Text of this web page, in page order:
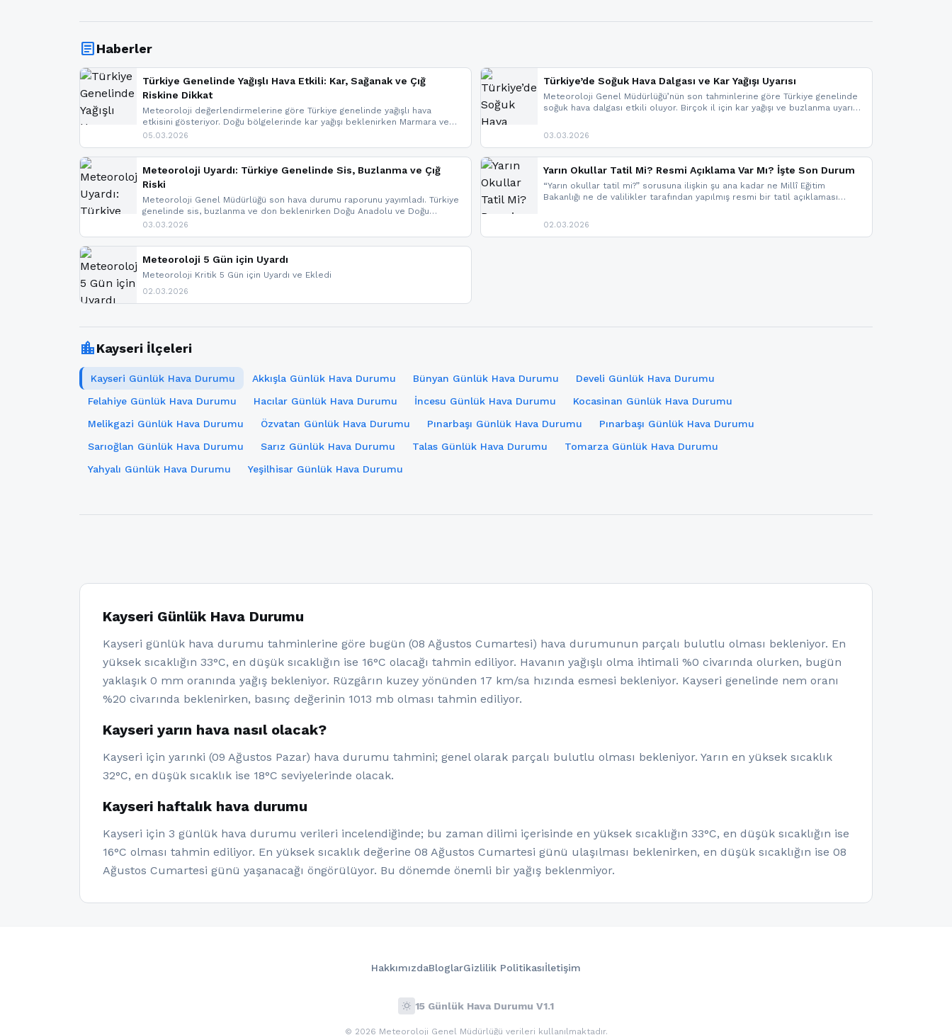
articleHaberler
Türkiye Genelinde Yağışlı Hava Etkili: Kar, Sağanak ve Çığ
Riskine Dikkat
Meteoroloji değerlendirmelerine göre Türkiye genelinde yağışlı hava
etkisini gösteriyor. Doğu bölgelerinde kar yağışı beklenirken Marmara ve
Kuzey Ege’de sağanak yağmur, yüksek kesimlerde ise çığ tehlikesi
yaşanabileceği belirtiliyor.
05.03.2026
Türkiye’de Soğuk Hava Dalgası ve Kar Yağışı Uyarısı
Meteoroloji Genel Müdürlüğü’nün son tahminlerine göre Türkiye genelinde
soğuk hava dalgası etkili oluyor. Birçok il için kar yağışı ve buzlanma uyarısı
03.03.2026
Meteoroloji Uyardı: Türkiye Genelinde Sis, Buzlanma ve Çığ
Riski
Meteoroloji Genel Müdürlüğü son hava durumu raporunu yayımladı. Türkiye
genelinde sis, buzlanma ve don beklenirken Doğu Anadolu ve Doğu
Karadeniz’in yüksek kesimlerinde çığ riski uyarısı yapıldı. İşte son dakika
03.03.2026
Yarın Okullar Tatil Mi? Resmi Açıklama Var Mı? İşte Son Durum
“Yarın okullar tatil mi?” sorusuna ilişkin şu ana kadar ne Millî Eğitim
Bakanlığı ne de valilikler tarafından yapılmış resmi bir tatil açıklaması
paylaşacağız. En hızlı şekilde haberdar olmak için sitemizi takip edebilir ve
02.03.2026
Meteoroloji 5 Gün için Uyardı
Meteoroloji Kritik 5 Gün için Uyardı ve Ekledi
02.03.2026
location_cityKayseri İlçeleri
Kayseri Günlük Hava Durumu Akkışla Günlük Hava Durumu Bünyan Günlük Hava Durumu
Develi Günlük Hava Durumu
Felahiye Günlük Hava Durumu
Hacılar Günlük Hava Durumu İncesu Günlük Hava Durumu
Kocasinan Günlük Hava Durumu
Melikgazi Günlük Hava Durumu
Özvatan Günlük Hava Durumu Pınarbaşı Günlük Hava Durumu
Pınarbaşı Günlük Hava Durumu
Sarıoğlan Günlük Hava Durumu
Sarız Günlük Hava Durumu Talas Günlük Hava Durumu
Tomarza Günlük Hava Durumu
Yahyalı Günlük Hava Durumu
Yeşilhisar Günlük Hava Durumu
Kayseri Günlük Hava Durumu
Kayseri günlük hava durumu tahminlerine göre bugün (08 Ağustos Cumartesi) hava durumunun parçalı bulutlu olması bekleniyor. En
yüksek sıcaklığın 33°C, en düşük sıcaklığın ise 16°C olacağı tahmin ediliyor. Havanın yağışlı olma ihtimali %0 civarında olurken, bugün
yaklaşık 0 mm oranında yağış bekleniyor. Rüzgârın kuzey yönünden 17 km/sa hızında esmesi bekleniyor. Kayseri genelinde nem oranı
%20 civarında beklenirken, basınç değerinin 1013 mb olması tahmin ediliyor.
Kayseri yarın hava nasıl olacak?
Kayseri için yarınki (09 Ağustos Pazar) hava durumu tahmini; genel olarak parçalı bulutlu olması bekleniyor. Yarın en yüksek sıcaklık
32°C, en düşük sıcaklık ise 18°C seviyelerinde olacak.
Kayseri haftalık hava durumu
Kayseri için 3 günlük hava durumu verileri incelendiğinde; bu zaman dilimi içerisinde en yüksek sıcaklığın 33°C, en düşük sıcaklığın ise
16°C olması tahmin ediliyor. En yüksek sıcaklık değerine 08 Ağustos Cumartesi günü ulaşılması beklenirken, en düşük sıcaklığın ise 08
Ağustos Cumartesi günü yaşanacağı öngörülüyor. Bu dönemde önemli bir yağış beklenmiyor.
HakkımızdaBloglarGizlilik Politikasıİletişim
wb_sunny 15 Günlük Hava Durumu V1.1
© 2026 Meteoroloji Genel Müdürlüğü verileri kullanılmaktadır.